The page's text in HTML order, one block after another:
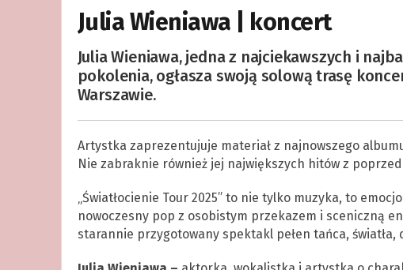
Julia Wieniawa | koncert
Julia Wieniawa, jedna z najciekawszych i
pokolenia, ogłasza swoją solową trasę
Warszawie.
Artystka zaprezentujuje materiał z najnowszego
Nie zabraknie również jej największych hitów z
„Światłocienie Tour 2025” to nie tylko muzyka, to
nowoczesny pop z osobistym przekazem i sceniczną
starannie przygotowany spektakl pełen tańca,